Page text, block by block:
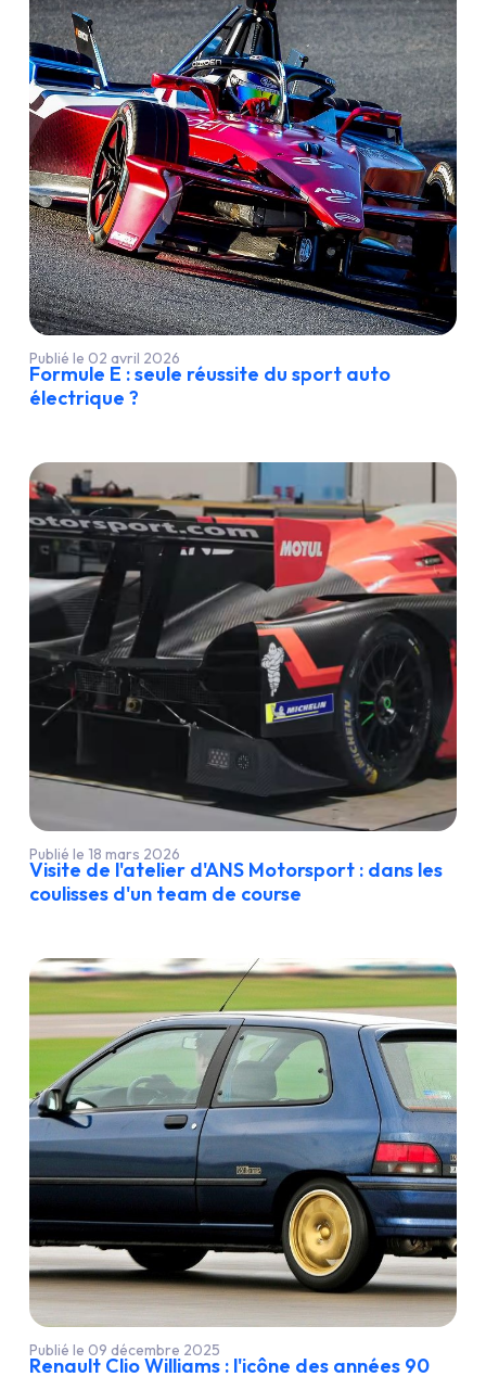
Publié le 02 avril 2026
Formule E : seule réussite du sport auto
électrique ?
Publié le 18 mars 2026
Visite de l'atelier d'ANS Motorsport : dans les
coulisses d'un team de course
Publié le 09 décembre 2025
Renault Clio Williams : l'icône des années 90